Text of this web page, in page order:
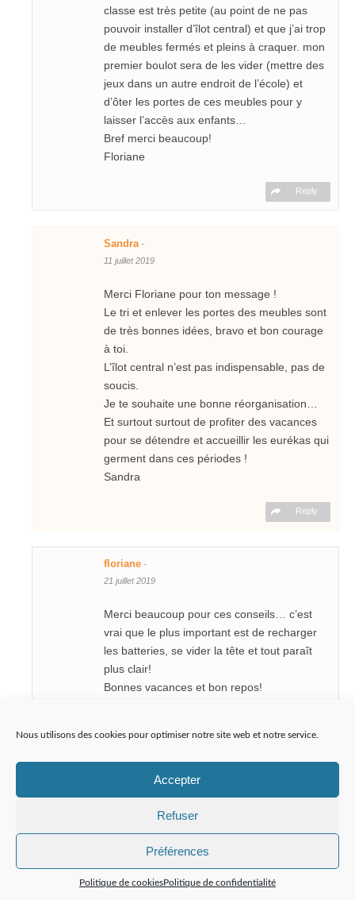
Nous utilisons des cookies pour optimiser notre site web et notre service.
Accepter
Refuser
Préférences
Politique de cookiesPolitique de confidentialité
classe est très petite (au point de ne pas
pouvoir installer d’îlot central) et que j’ai trop
de meubles fermés et pleins à craquer. mon
premier boulot sera de les vider (mettre des
jeux dans un autre endroit de l’école) et
d’ôter les portes de ces meubles pour y
laisser l’accès aux enfants…
Bref merci beaucoup!
Floriane
Reply
Sandra -
11 juillet 2019
Merci Floriane pour ton message !
Le tri et enlever les portes des meubles sont
de très bonnes idées, bravo et bon courage
à toi.
L’îlot central n’est pas indispensable, pas de
soucis.
Je te souhaite une bonne réorganisation…
Et surtout surtout de profiter des vacances
pour se détendre et accueillir les eurékas qui
germent dans ces périodes !
Sandra
Reply
floriane -
21 juillet 2019
Merci beaucoup pour ces conseils… c’est
vrai que le plus important est de recharger
les batteries, se vider la tête et tout paraît
plus clair!
Bonnes vacances et bon repos!
Reply
Bonjour, Sandra,
Sur les conseils d’une collègue, j’ai